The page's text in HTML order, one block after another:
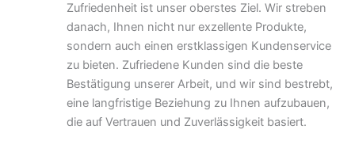
Zufriedenheit ist unser oberstes Ziel. Wir streben
danach, Ihnen nicht nur exzellente Produkte,
sondern auch einen erstklassigen Kundenservice
zu bieten. Zufriedene Kunden sind die beste
Bestätigung unserer Arbeit, und wir sind bestrebt,
eine langfristige Beziehung zu Ihnen aufzubauen,
die auf Vertrauen und Zuverlässigkeit basiert.